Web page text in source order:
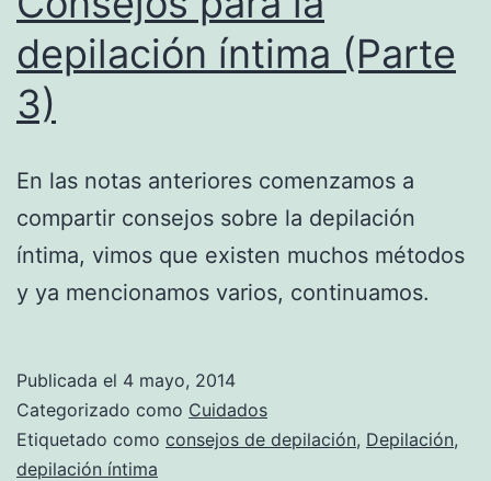
depilación íntima (Parte
3)
En las notas anteriores comenzamos a
compartir consejos sobre la depilación
íntima, vimos que existen muchos métodos
y ya mencionamos varios, continuamos.
Publicada el 4 mayo, 2014
Categorizado como Cuidados
Etiquetado como consejos de depilación, Depilación,
depilación íntima